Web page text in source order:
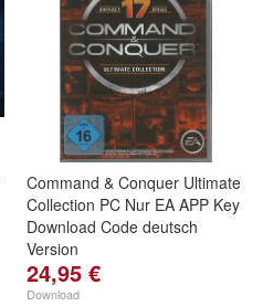
Command & Conquer Ultimate
Collection PC Nur EA APP Key
Download Code deutsch
Version
24,95 €
Download